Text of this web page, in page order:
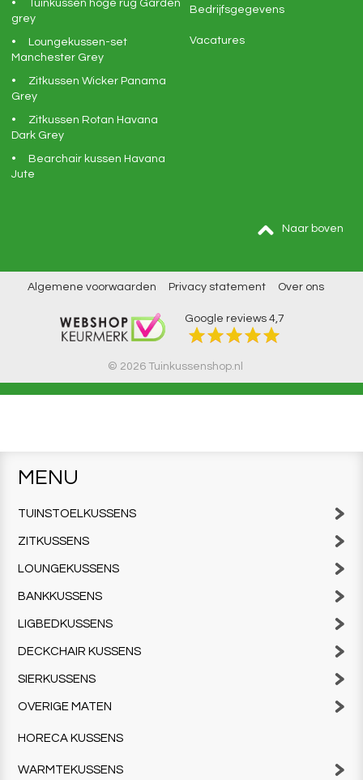
Tuinkussen hoge rug Garden
grey
Loungekussen-set
Manchester Grey
Zitkussen Wicker Panama
Grey
Zitkussen Rotan Havana
Dark Grey
Bearchair kussen Havana
Jute
Bedrijfsgegevens
Vacatures
Naar boven
Algemene voorwaarden Privacy statement Over ons
Google reviews 4,7
© 2026 Tuinkussenshop.nl
MENU
TUINSTOELKUSSENS
ZITKUSSENS
LOUNGEKUSSENS
BANKKUSSENS
LIGBEDKUSSENS
DECKCHAIR KUSSENS
SIERKUSSENS
OVERIGE MATEN
HORECA KUSSENS
WARMTEKUSSENS